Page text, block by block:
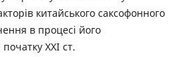
китайського саксофонного
в процесі його
ХХІ ст.